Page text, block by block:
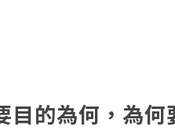
目的為何，為何